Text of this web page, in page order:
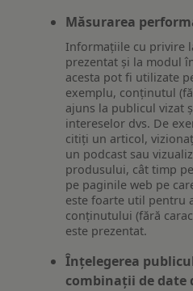
Măsurarea
Informațiile cu privire
prezentat și la modul
acesta pot fi utilizate
exemplu, conținutul
ajuns la publicul vizat
intereselor dvs. De
citiți un articol,
un podcast sau
produsului, cât timp
pe paginile web pe
este foarte util pentru
conținutului (fără
este prezentat.
Înțelegerea
combinații de date